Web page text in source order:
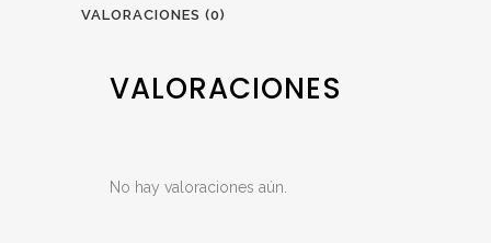
VALORACIONES (0)
VALORACIONES
No hay valoraciones aún.